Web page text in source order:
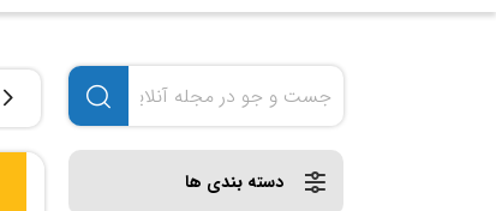
دسته بندی ها